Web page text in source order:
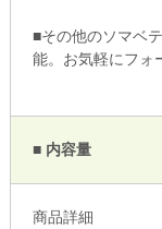
■その他のソマベ
能。お気軽にフォ
■ 内容量
商品詳細